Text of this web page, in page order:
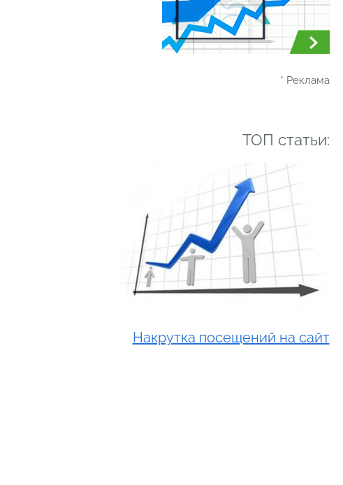
* Реклама
ТОП статьи:
Накрутка посещений на сайт